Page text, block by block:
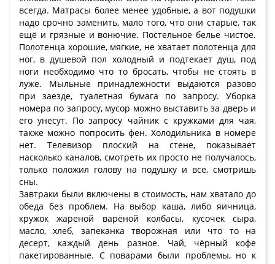
всегда. Матрасы более менее удобные, а вот подушки
надо срочно заменить, мало того, что они старые, так
ещё и грязные и вонючие. Постельное белье чистое.
Полотенца хорошие, мягкие, не хватает полотенца для
ног, в душевой пол холодный и подтекает душ, под
ноги необходимо что то бросать, чтобы не стоять в
луже. Мыльные принадлежности выдаются разово
при заезде, туалетная бумага по запросу. Уборка
номера по запросу, мусор можно выставить за дверь и
его унесут. По запросу чайник с кружками для чая,
также можно попросить фен. Холодильника в номере
нет. Телевизор плоский на стене, показывает
насколько каналов, смотреть их просто не получалось,
только положил голову на подушку и все, смотришь
сны.
Завтраки были включены в стоимость, нам хватало до
обеда без проблем. На выбор каша, либо яичница,
кружок жареной варёной колбасы, кусочек сыра,
масло, хлеб, запеканка творожная или что то на
десерт, каждый день разное. Чай, чёрный кофе
пакетированные. С поварами были проблемы, но к